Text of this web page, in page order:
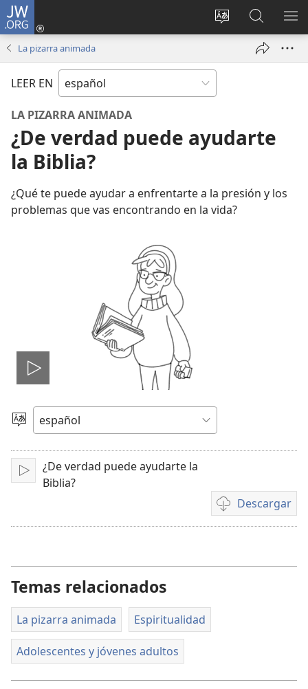
JW.ORG
Cambiar
del sitio
Iniciar
sesión
nueva
en
jw.org
La pizarra animada
LEER EN
LA PIZARRA ANIMADA
¿De verdad puede ayudarte
la Biblia?
¿Qué te puede ayudar a enfrentarte a la presión y los
problemas que vas encontrando en la vida?
Reproducir
video
Elegir
idioma
Reproducir
¿De verdad puede ayudarte la
Biblia?
Descargar
Opciones
de
Temas relacionados
La pizarra animada Espiritualidad
Adolescentes y jóvenes adultos